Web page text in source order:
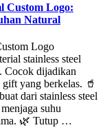
Custom Logo:
Natural
Logo
stainless steel
Cocok dijadikan
yang berkelas. 🥤
dari stainless steel
suhu
🌿 Tutup …